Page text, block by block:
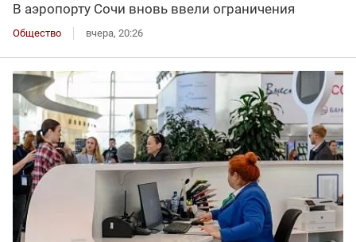
В аэропорту Сочи вновь ввели ограничения
Общество вчера, 20:26